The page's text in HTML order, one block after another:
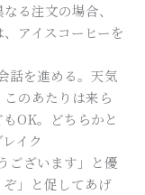
る注文の場合、
アイスコーヒーを
話を進める。天気
のあたりは来ら
OK。どちらかと
イク
ございます」と優
」と促してあげ